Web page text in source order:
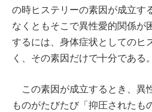
の時ヒステリーの素因が成立
なくともそこで異性愛的関係
するには、身体症状としてのヒ
く、その素因だけで十分である。
この素因が成立するとき、異
ものがたびたび「抑圧されたも